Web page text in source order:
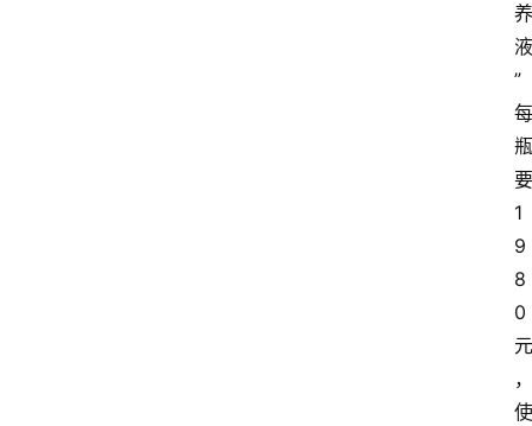
养
液
”
每
瓶
要
1
9
8
0
元
，
使